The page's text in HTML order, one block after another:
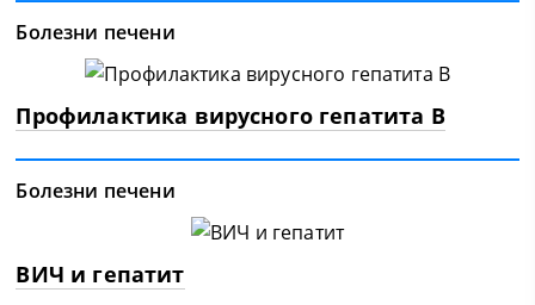
Болезни печени
Профилактика вирусного гепатита В
Болезни печени
ВИЧ и гепатит